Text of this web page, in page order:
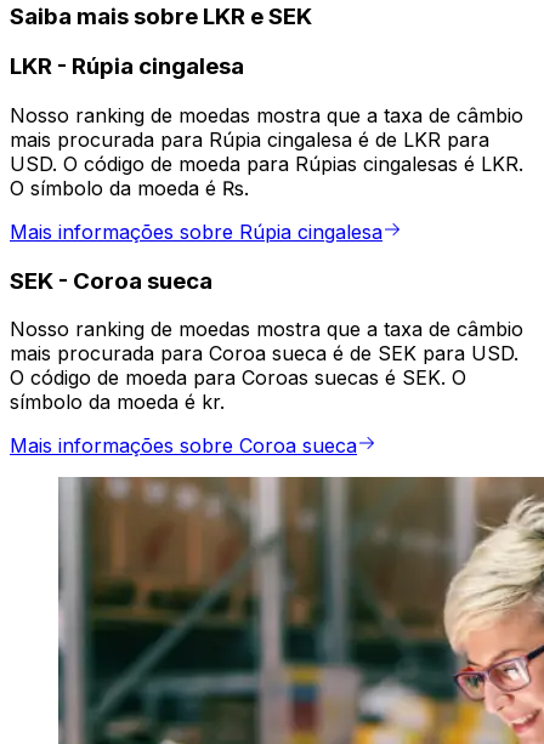
Saiba mais sobre LKR e SEK
LKR - Rúpia cingalesa
Nosso ranking de moedas mostra que a taxa de câmbio
mais procurada para Rúpia cingalesa é de LKR para
USD. O código de moeda para Rúpias cingalesas é LKR.
O símbolo da moeda é ₨.
Mais informações sobre Rúpia cingalesa
SEK - Coroa sueca
Nosso ranking de moedas mostra que a taxa de câmbio
mais procurada para Coroa sueca é de SEK para USD.
O código de moeda para Coroas suecas é SEK. O
símbolo da moeda é kr.
Mais informações sobre Coroa sueca